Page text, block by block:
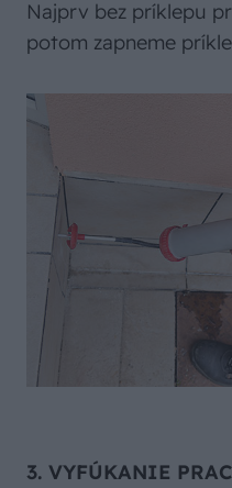
Najprv bez príklepu
potom zapneme
3. VYFÚKANIE